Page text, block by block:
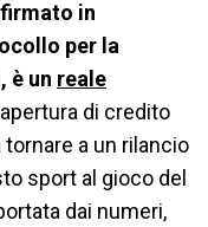
in
per la
è un reale
di credito
a un rilancio
sport al gioco del
dai numeri,